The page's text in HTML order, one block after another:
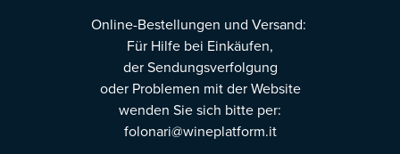
Online-Bestellungen und Versand:
Für Hilfe bei Einkäufen,
der Sendungsverfolgung
oder Problemen mit der Website
wenden Sie sich bitte per:
folonari@wineplatform.it